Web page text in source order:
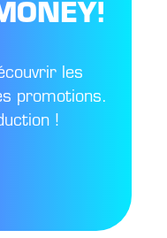
les
promotions.
!